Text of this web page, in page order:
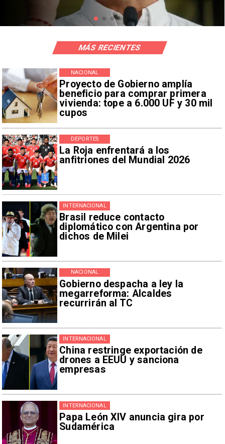
Proyecto de Gobierno amplía
beneficio para comprar primera
vivienda: tope a 6.000 UF y 30 mil
cupos
NACIONAL
La Roja enfrentará a los
anfitriones del Mundial 2026
DEPORTES
Brasil reduce contacto
diplomático con Argentina por
dichos de Milei
INTERNACIONAL
Gobierno despacha a ley la
megarreforma: Alcaldes
recurrirán al TC
NACIONAL
China restringe exportación de
drones a EEUU y sanciona
empresas
INTERNACIONAL
Papa León XIV anuncia gira por
Sudamérica
INTERNACIONAL
MÁS RECIENTES